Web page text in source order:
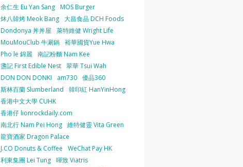
余仁生 Eu Yan Sang MOS Burger
炑八韓烤 Meok Bang 大昌食品 DCH Foods
Dondonya 丼丼屋
萊特維健 Wright Life
MouMouClub 牛涮鍋 裕華國貨Yue Hwa
Pho le 錦麗 南記粉麵 Nam Kee
盞記 First Edible Nest 翠華 Tsui Wah
DON DON DONKI
am730 優品360
斯林百蘭 Slumberland
韓印紅 HanYinHong
香港中文大學 CUHK
香港仔 lionrockdaily.com
南北行 Nam Pei Hong 維特健靈 Vita Green
龍寶酒家 Dragon Palace
J.CO Donuts & Coffee
WeChat Pay HK
利東集團 Lei Tung 暉致 Viatris